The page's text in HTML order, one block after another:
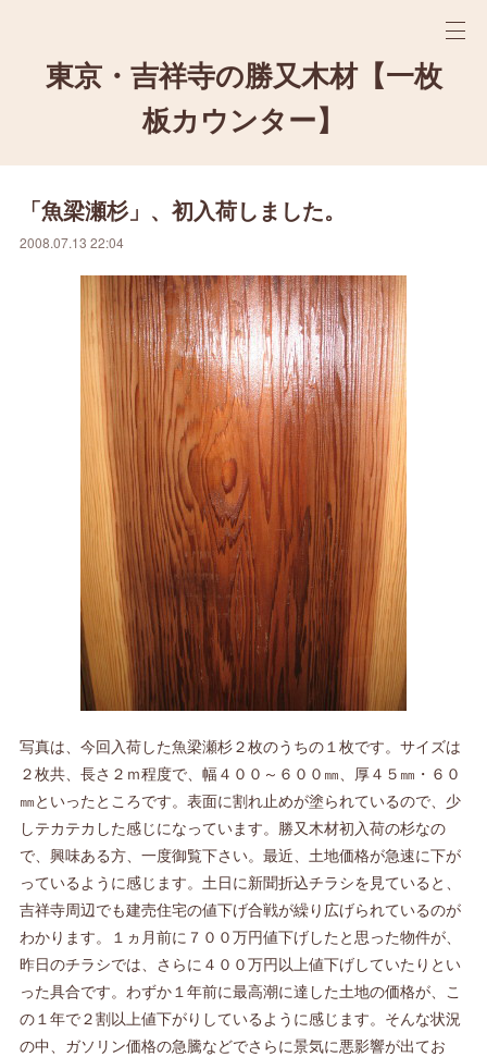
東京・吉祥寺の勝又木材【一枚
板カウンター】
「魚梁瀬杉」、初入荷しました。
2008.07.13 22:04
写真は、今回入荷した魚梁瀬杉２枚のうちの１枚です。サイズは
２枚共、長さ２ｍ程度で、幅４００～６００㎜、厚４５㎜・６０
㎜といったところです。表面に割れ止めが塗られているので、少
しテカテカした感じになっています。勝又木材初入荷の杉なの
で、興味ある方、一度御覧下さい。最近、土地価格が急速に下が
っているように感じます。土日に新聞折込チラシを見ていると、
吉祥寺周辺でも建売住宅の値下げ合戦が繰り広げられているのが
わかります。１ヵ月前に７００万円値下げしたと思った物件が、
昨日のチラシでは、さらに４００万円以上値下げしていたりとい
った具合です。わずか１年前に最高潮に達した土地の価格が、こ
の１年で２割以上値下がりしているように感じます。そんな状況
の中、ガソリン価格の急騰などでさらに景気に悪影響が出てお